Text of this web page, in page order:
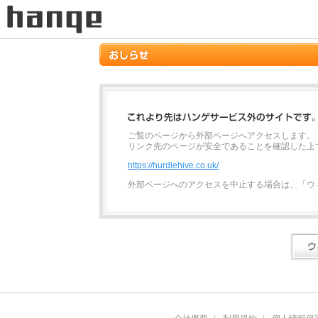
ご覧のページから外部ページへアクセスします。
リンク先のページが安全であることを確認した
https://hurdlehive.co.uk/
外部ページへのアクセスを中止する場合は、「